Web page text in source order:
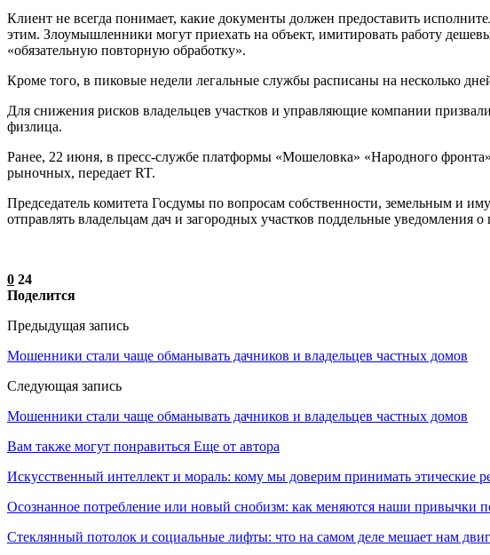
Клиент не всегда понимает, какие документы должен предоставить
этим. Злоумышленники могут приехать на объект, имитировать работу
«обязательную повторную обработку».
Кроме того, в пиковые недели легальные службы расписаны на несколько
Для снижения рисков владельцев участков и управляющие компании
физлица.
Ранее, 22 июня, в пресс-службе платформы «Мошеловка» «Народного
рыночных, передает RT.
Председатель комитета Госдумы по вопросам собственности, земельным и
отправлять владельцам дач и загородных участков поддельные уведомления
0 24
Поделится
Предыдущая запись
Мошенники стали чаще обманывать дачников и владельцев частных домов
Следующая запись
Мошенники стали чаще обманывать дачников и владельцев частных домов
Вам также могут понравиться Еще от автора
Искусственный интеллект и мораль: кому мы доверим принимать этические
Осознанное потребление или новый снобизм: как меняются наши привычки
Стеклянный потолок и социальные лифты: что на самом деле мешает нам